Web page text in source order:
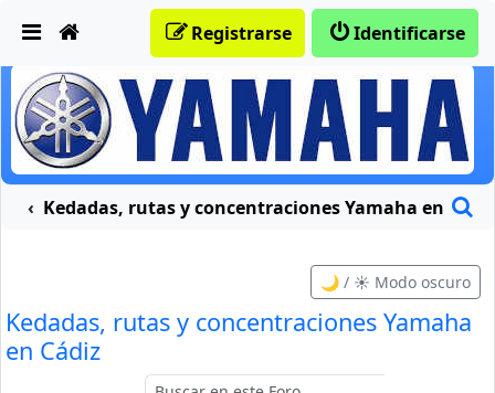
Identificarse
Registrarse
moteras
Kedadas, rutas y concentraciones Yamaha en
🌙 / ☀️ Modo oscuro
Kedadas, rutas y concentraciones Yamaha
en Cádiz